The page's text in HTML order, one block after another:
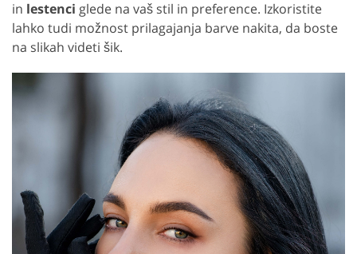
in lestenci glede na vaš stil in preference. Izkoristite
lahko tudi možnost prilagajanja barve nakita, da boste
na slikah videti šik.